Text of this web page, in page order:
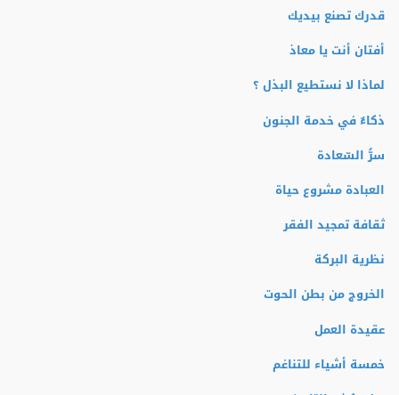
قدرك تصنع بيديك
أفتان أنت يا معاذ
لماذا لا نستطيع البذل ؟
ذكاءٌ في خدمة الجنون
سرُّ السّعادة
العبادة مشروع حياة
ثقافة تمجيد الفقر
نظرية البركة
الخروج من بطن الحوت
عقيدة العمل
خمسة أشياء للتناغم